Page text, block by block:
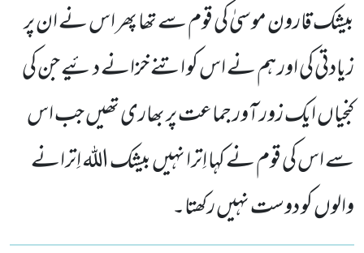
بیشک قارون موسیٰ کی قوم سے تھا پھر اس نے ان پر
زیادتی کی اور ہم نے اس کو اتنے خزانے دئیے جن کی
کنجیاں ایک زور آور جماعت پر بھاری تھیں جب اس
سے اس کی قوم نے کہا اِترا نہیں بیشک الله اِترانے
والوں کو دوست نہیں رکھتا۔